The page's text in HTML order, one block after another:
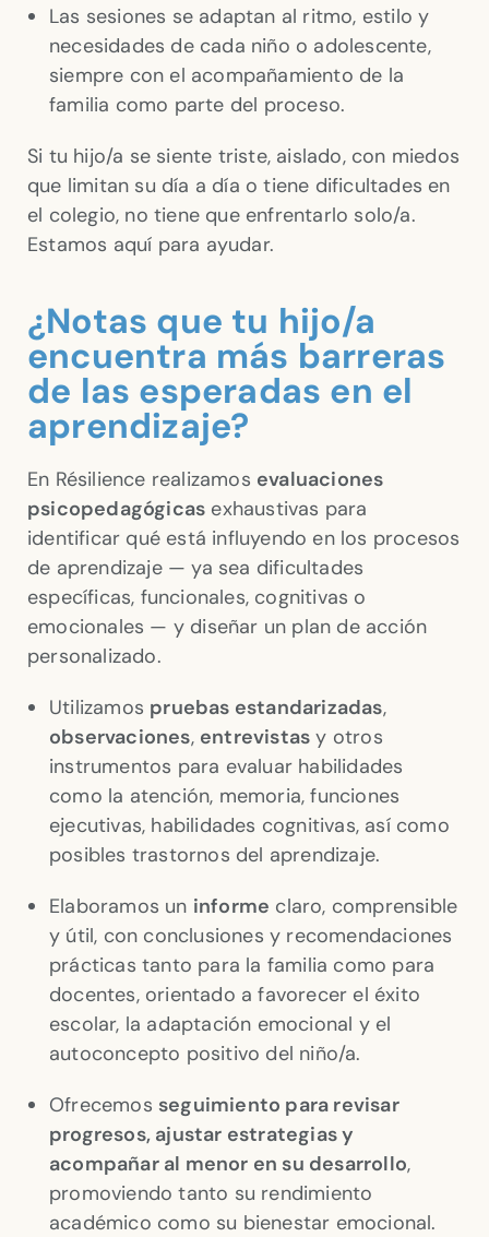
Las sesiones se adaptan al ritmo, estilo y
necesidades de cada niño o adolescente,
siempre con el acompañamiento de la
familia como parte del proceso.
Si tu hijo/a se siente triste, aislado, con miedos
que limitan su día a día o tiene dificultades en
el colegio, no tiene que enfrentarlo solo/a.
Estamos aquí para ayudar.
¿Notas que tu hijo/a
encuentra más barreras
de las esperadas en el
aprendizaje?
En Résilience realizamos evaluaciones
psicopedagógicas exhaustivas para
identificar qué está influyendo en los procesos
de aprendizaje — ya sea dificultades
específicas, funcionales, cognitivas o
emocionales — y diseñar un plan de acción
personalizado.
Utilizamos pruebas estandarizadas,
observaciones, entrevistas y otros
instrumentos para evaluar habilidades
como la atención, memoria, funciones
ejecutivas, habilidades cognitivas, así como
posibles trastornos del aprendizaje.
Elaboramos un informe claro, comprensible
y útil, con conclusiones y recomendaciones
prácticas tanto para la familia como para
docentes, orientado a favorecer el éxito
escolar, la adaptación emocional y el
autoconcepto positivo del niño/a.
Ofrecemos seguimiento para revisar
progresos, ajustar estrategias y
acompañar al menor en su desarrollo,
promoviendo tanto su rendimiento
académico como su bienestar emocional.